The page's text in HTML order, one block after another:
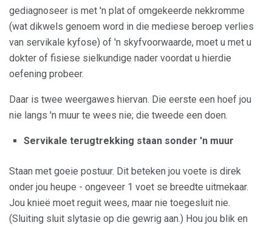
gediagnoseer is met 'n plat of omgekeerde nekkromme
(wat dikwels genoem word in die mediese beroep verlies
van servikale kyfose) of 'n skyfvoorwaarde, moet u met u
dokter of fisiese sielkundige nader voordat u hierdie
oefening probeer.
Daar is twee weergawes hiervan. Die eerste een hoef jou
nie langs 'n muur te wees nie; die tweede een doen.
Servikale terugtrekking staan ​​sonder 'n muur
Staan met goeie postuur. Dit beteken jou voete is direk
onder jou heupe - ongeveer 1 voet se breedte uitmekaar.
Jou knieë moet reguit wees, maar nie toegesluit nie.
(Sluiting sluit slytasie op die gewrig aan.) Hou jou blik en